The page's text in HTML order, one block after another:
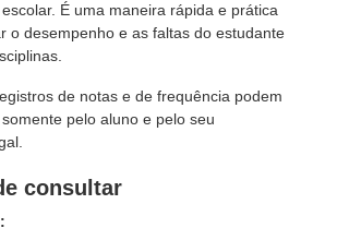
É uma maneira rápida e prática
o desempenho e as faltas do estudante
de notas e de frequência podem
pelo aluno e pelo seu
consultar